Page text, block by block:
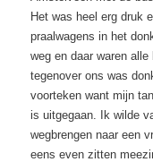
Het was heel erg druk
praalwagens in het
weg en daar waren
tegenover ons was
voorteken want mijn
is uitgegaan. Ik wilde
wegbrengen naar een
eens even zitten